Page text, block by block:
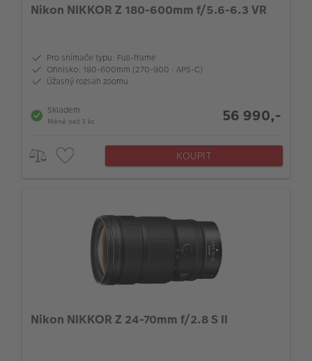
Nikon NIKKOR Z 180-600mm f/5.6-6.3 VR
Pro snímače typu: Full-frame
Ohnisko: 180-600mm (270-900 : APS-C)
Úžasný rozsah zoomu
Skladem
Méně než 3 ks 56 990,-
KOUPIT
Nikon NIKKOR Z 24-70mm f/2.8 S II